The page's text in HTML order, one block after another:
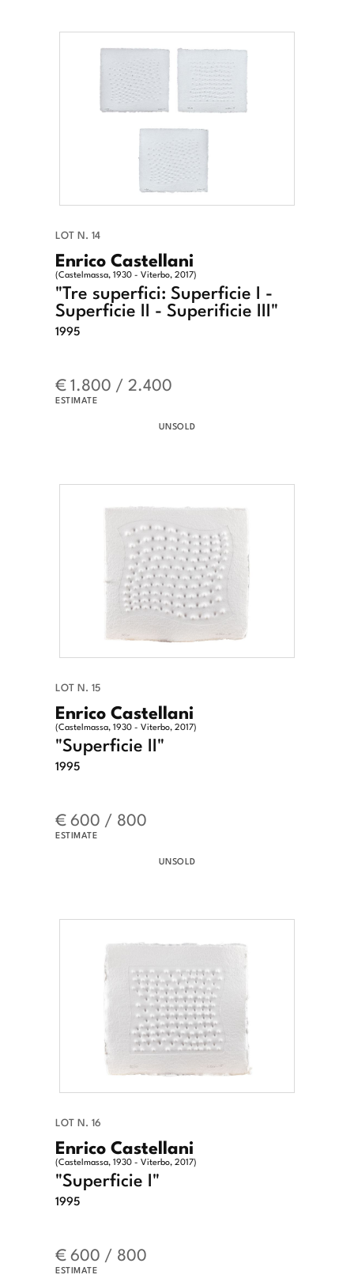
LOT N. 14
Enrico Castellani
(Castelmassa, 1930 - Viterbo, 2017)
"Tre superfici: Superficie I -
Superficie II - Superificie III"
1995
€ 1.800 / 2.400
ESTIMATE
UNSOLD
LOT N. 15
Enrico Castellani
(Castelmassa, 1930 - Viterbo, 2017)
"Superficie II"
1995
€ 600 / 800
ESTIMATE
UNSOLD
LOT N. 16
Enrico Castellani
(Castelmassa, 1930 - Viterbo, 2017)
"Superficie I"
1995
€ 600 / 800
ESTIMATE